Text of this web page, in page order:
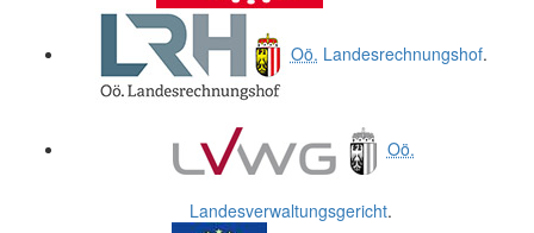
Oö. Landesrechnungshof.
Oö.
Landesverwaltungsgericht.